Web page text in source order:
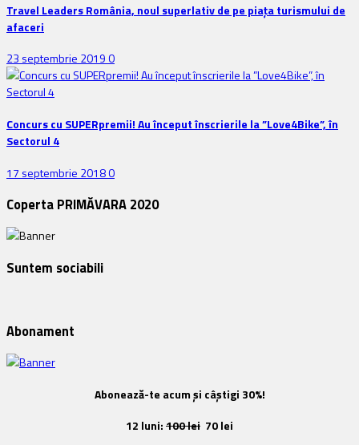
Travel Leaders România, noul superlativ de pe piața turismului de
afaceri
23 septembrie 20190
Concurs cu SUPERpremii! Au început înscrierile la ”Love4Bike”, în
Sectorul 4
17 septembrie 20180
Coperta PRIMĂVARA 2020
Suntem sociabili
Abonament
Abonează-te acum și câștigi 30%!
12 luni:100 lei 70 lei